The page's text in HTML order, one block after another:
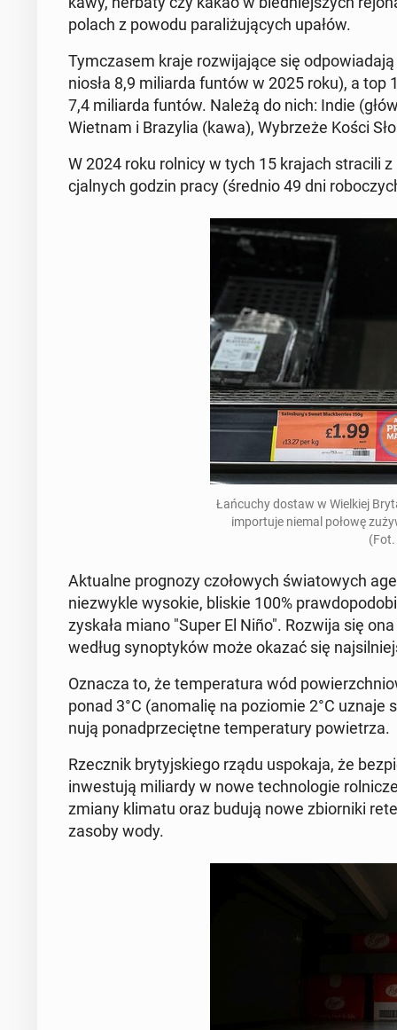
polach z powodu pa­ra­li­żu­ją­cych upałów.
Tym­cza­sem kraje roz­wi­ja­ją­ce się
nio­sła 8,9 mi­liar­da funtów w 2025 roku), a top
7,4 mi­liar­da funtów. Należą do nich: Indie
Wietnam i Bra­zy­lia (kawa), Wy­brze­że Kości
W 2024 roku rolnicy w tych 15 krajach stra­ci­li
cjal­nych godzin pracy(średnio 49 dni
Łań­cu­chy dostaw w Wiel­kiej
im­por­tu­je niemal połowę
Ak­tu­al­ne pro­gno­zy czo­ło­wych świa­to­wych
nie­zwy­kle wysokie, bliskie 100%
zyskała miano "Super El Niño". Rozwija się
według syn­op­ty­ków może okazać się
Oznacza to, że tem­pe­ra­tu­ra wód
ponad 3°C (ano­ma­lię na po­zio­mie 2°C
nu­ją po­nad­prze­cięt­ne tem­pe­ra­tu­ry po­wie­trza.
Rzecz­nik bry­tyj­skie­go rządu uspo­ka­ja, że
in­we­stu­ją mi­liar­dy w nowe tech­no­lo­gie
zmiany klimatu oraz budują nowe zbior­ni­ki
zasoby wody.